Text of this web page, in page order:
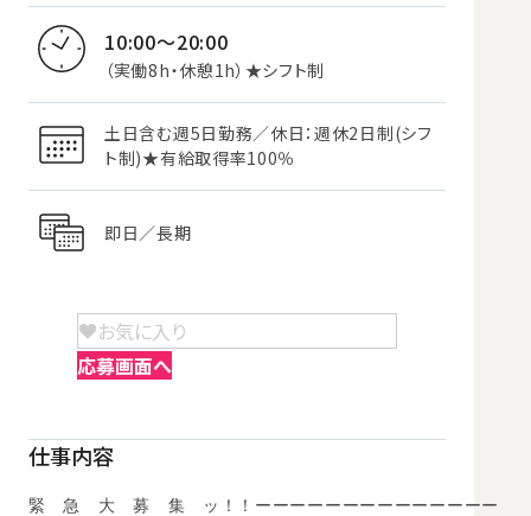
10:00～20:00
（実働8h・休憩1h）★シフト制
土日含む週5日勤務／休日：週休2日制(シフ
ト制)★有給取得率100％
即日／長期
お気に入り
応募画面へ
仕事内容
緊　急　大　募　集　ッ！！ーーーーーーーーーーーーーー